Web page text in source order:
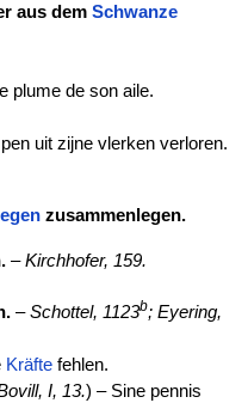
aus dem Schwanze
plume de son aile.
uit zijne vlerken verloren.
zusammenlegen.
–Kirchhofer, 159.
–Schottel, 1123b; Eyering,
Kräftefehlen.
I, 13.) – Sine pennis